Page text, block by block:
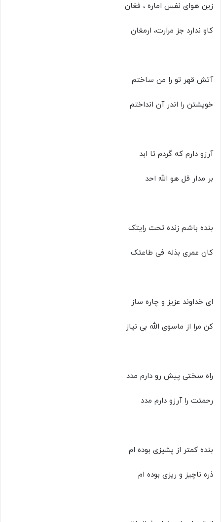
زین هوای نفس اماره ، فغان
کاو ندارد جز مرارت، ارمغان
آتش قهر تو را من ساختم
خویشتن را اندر آن انداختم
آرزو دارم که گردم تا ابد
بر مدار قل هو الله احد
بنده باشم زنده تحت رایتک
کان عمری بذله فی طاعتک
ای خداوند عزیز و چاره ساز
کن مرا از ماسوی الله بی نیاز
راه سختی پیش رو دارم مدد
رحمتت را آرزو دارم مدد
بنده کمتر از پشیزی بوده ام
ذره ناچیز و ریزی بوده ام